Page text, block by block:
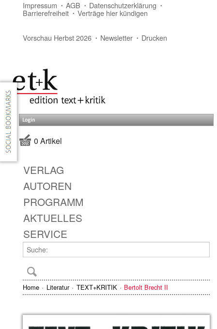
Impressum AGB Datenschutzerklärung
Barrierefreiheit Verträge hier kündigen
Vorschau Herbst 2026 Newsletter Drucken
Login
0 Artikel
VERLAG
AUTOREN
PROGRAMM
AKTUELLES
SERVICE
Home Literatur TEXT+KRITIK Bertolt Brecht II